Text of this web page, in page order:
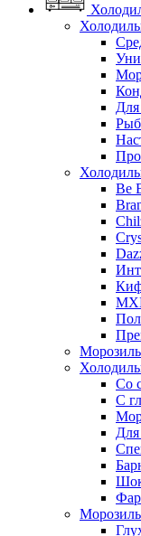
Be
Со
С
Для